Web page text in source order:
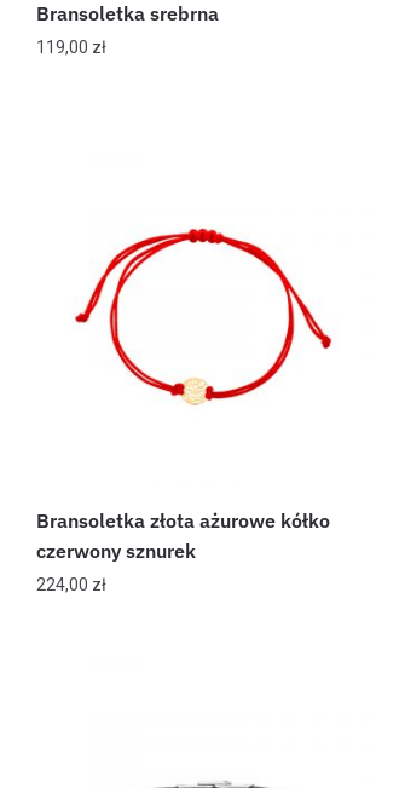
Bransoletka srebrna
119,00 zł
Bransoletka złota ażurowe kółko
czerwony sznurek
224,00 zł